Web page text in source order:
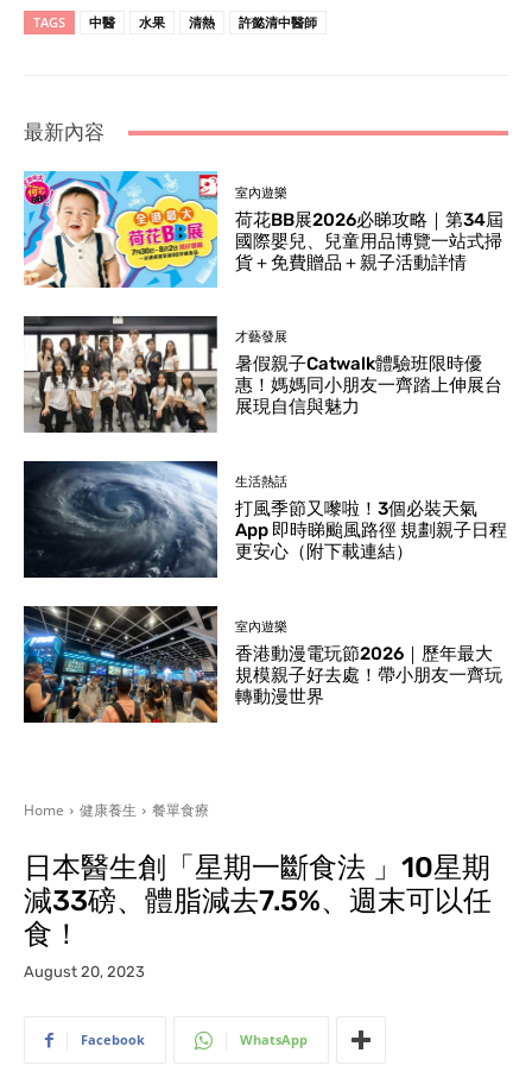
TAGS 中醫 水果 清熱 許懿清中醫師
最新內容
室內遊樂
荷花BB展2026必睇攻略｜第34屆
國際嬰兒、兒童用品博覽一站式掃
貨＋免費贈品＋親子活動詳情
才藝發展
暑假親子Catwalk體驗班限時優
惠！媽媽同小朋友一齊踏上伸展台
展現自信與魅力
生活熱話
打風季節又嚟啦！3個必裝天氣
App 即時睇颱風路徑 規劃親子日程
更安心（附下載連結）
室內遊樂
香港動漫電玩節2026｜歷年最大
規模親子好去處！帶小朋友一齊玩
轉動漫世界